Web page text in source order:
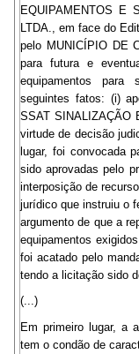
EQUIPAMENTOS E
LTDA., em face do
pelo MUNICÍPIO DE
para futura e
equipamentos para
seguintes fatos: (i)
SSAT SINALIZAÇÃO
virtude de decisão
lugar, foi convocada
sido aprovadas pelo
interposição de
jurídico que instruiu o
argumento de que a
equipamentos
foi acatado pelo
tendo a licitação sido
(...)
Em primeiro lugar, a
tem o condão de